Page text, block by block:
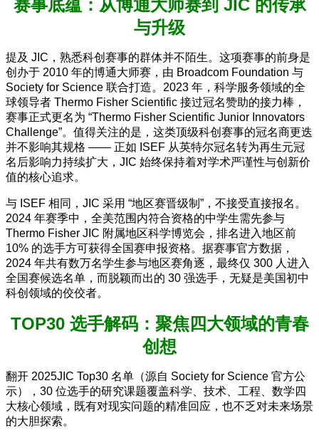
赛事底蕴：从博通大师赛到 JIC 的传承
与升级
提及 JIC，熟悉科创赛事的群体并不陌生。这项赛事的前身是
创办于 2010 年的博通大师赛，由 Broadcom Foundation 与
Society for Science 联合打造。2023 年，科学服务领域的全
球领导者 Thermo Fisher Scientific 接过冠名赞助的接力棒，
赛事正式更名为 “Thermo Fisher Scientific Junior Innovators
Challenge”。值得关注的是，这类顶级科创赛事的冠名商更迭
并不影响其规格 —— 正如 ISEF 从英特尔冠名转为再生元冠
名后影响力持续扩大，JIC 始终保持着对学术严谨性与创新价
值的核心追求。
与 ISEF 相同，JIC 采用 “地区赛晋级制”，不接受直接报名。
2024 年赛季中，全美范围内符合资格的中学生需先参与
Thermo Fisher JIC 附属地区科学博览会，排名进入地区前
10% 的选手方可获得全国赛申报资格。据赛事官方数据，
2024 年共有数万名学生参与地区赛角逐，最终仅 300 人进入
全国赛候选名单，而脱颖而出的 30 强选手，无疑是美国初中
科创领域的佼佼者。
TOP30 选手解码：聚焦四大领域的青春
创想
翻开 2025JIC Top30 名单（源自 Society for Science 官方公
示），30 位选手的研究课题覆盖科学、技术、工程、数学四
大核心领域，既有对现实问题的精准回应，也不乏对未来场景
的大胆探索。